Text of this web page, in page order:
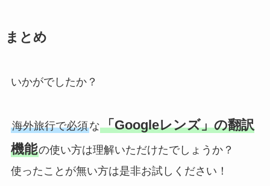
まとめ
いかがでしたか？
海外旅行で必須な「Googleレンズ」の翻訳
機能の使い方は理解いただけたでしょうか？
使ったことが無い方は是非お試しください！